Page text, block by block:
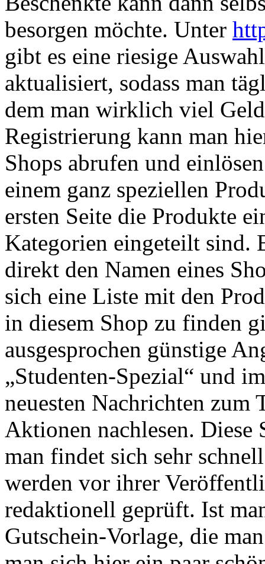
besorgen möchte. Unter
gibt es eine riesige
aktualisiert, sodass man
dem man wirklich viel
Registrierung kann man
Shops abrufen und
einem ganz speziellen
ersten Seite die Produkte
Kategorien eingeteilt sind.
direkt den Namen eines
sich eine Liste mit den
in diesem Shop zu finden
ausgesprochen günstige
„Studenten-Spezial“ und
neuesten Nachrichten zum
Aktionen nachlesen. Diese
man findet sich sehr
werden vor ihrer
redaktionell geprüft. Ist
Gutschein-Vorlage, die